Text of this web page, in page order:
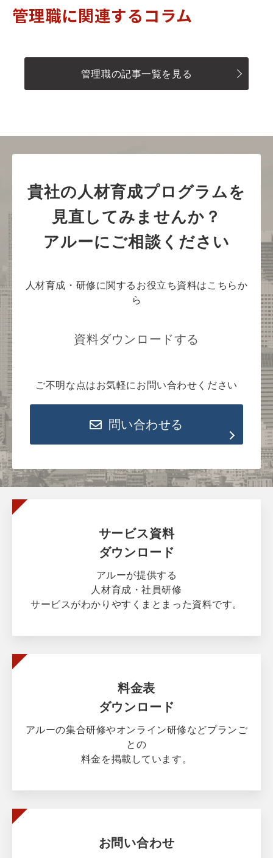
管理職に関連するコラム
管理職の記事一覧を見る
貴社の人材育成プログラムを
見直してみませんか？
アルーにご相談ください
人材育成・研修に関するお役立ち資料はこちらか
ら
資料ダウンロードする
ご不明な点はお気軽にお問い合わせください
問い合わせる
サービス資料
ダウンロード
アルーが提供する
人材育成・社員研修
サービスがわかりやすくまとまった資料です。
料金表
ダウンロード
アルーの集合研修やオンライン研修などプランご
との
料金を掲載しています。
お問い合わせ